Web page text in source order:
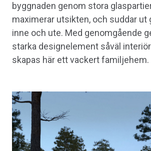
byggnaden genom stora
maximerar utsikten, och suddar ut
inne och ute. Med genomgående
starka designelement såväl
skapas här ett vackert familjehem.